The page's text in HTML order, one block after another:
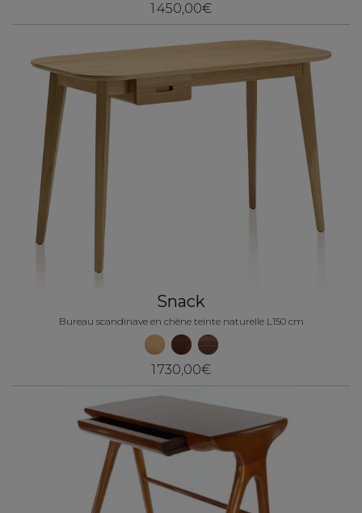
1 450,00€
Snack
Bureau scandinave en chêne teinte naturelle L150 cm
1 730,00€